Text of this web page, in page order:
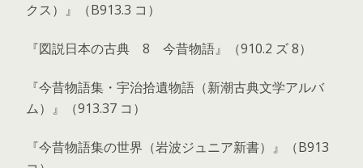
クス）』（B913.3 コ）
『図説日本の古典 8 今昔物語』（910.2 ズ 8）
『今昔物語集・宇治拾遺物語（新潮古典文学アルバ
ム）』（913.37 コ）
『今昔物語集の世界（岩波ジュニア新書）』（B913